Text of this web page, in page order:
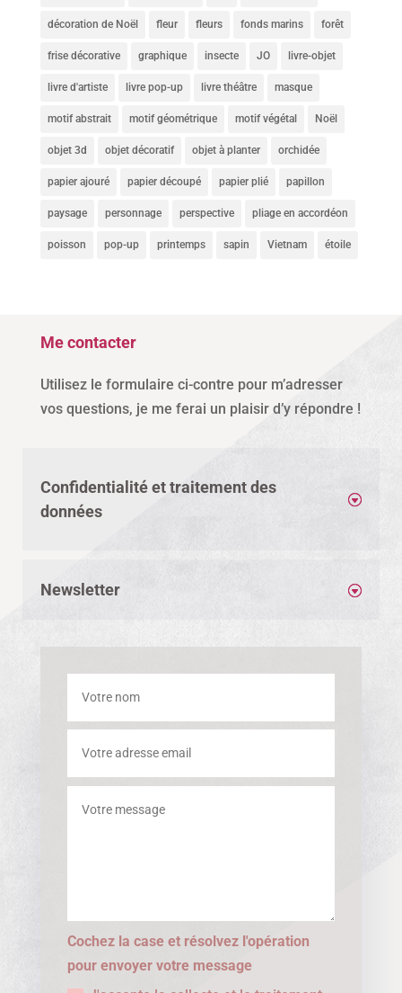
décoration de Noël fleur fleurs fonds marins forêt
frise décorative graphique insecte JO livre-objet
livre d'artiste livre pop-up livre théâtre masque
motif abstrait motif géométrique motif végétal Noël
objet 3d objet décoratif objet à planter orchidée
papier ajouré papier découpé papier plié papillon
paysage personnage perspective pliage en accordéon
poisson pop-up printemps sapin Vietnam étoile
Me contacter
Utilisez le formulaire ci-contre pour m’adresser
vos questions, je me ferai un plaisir d’y répondre !
Confidentialité et traitement des
données
Newsletter
Cochez la case et résolvez l'opération
pour envoyer votre message